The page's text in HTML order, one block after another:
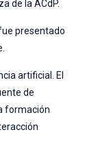
de la ACdP.
presentado
artificial. El
de
formación